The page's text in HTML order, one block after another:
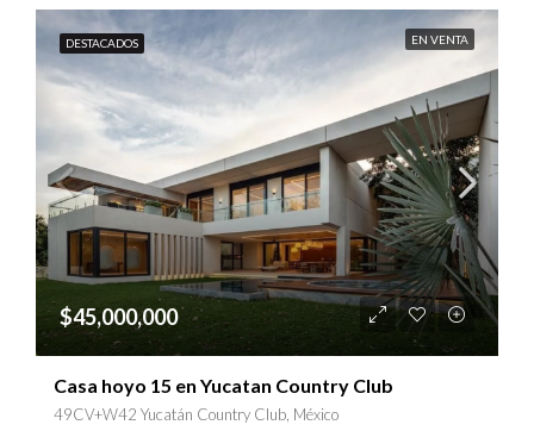
DESTACADOS EN VENTA
$45,000,000
Casa hoyo 15 en Yucatan Country Club
49CV+W42 Yucatán Country Club, México